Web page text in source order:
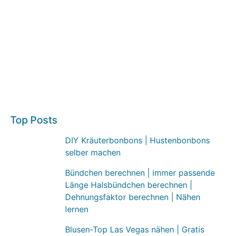
Top Posts
DIY Kräuterbonbons | Hustenbonbons
selber machen
Bündchen berechnen | immer passende
Länge Halsbündchen berechnen |
Dehnungsfaktor berechnen | Nähen
lernen
Blusen-Top Las Vegas nähen | Gratis